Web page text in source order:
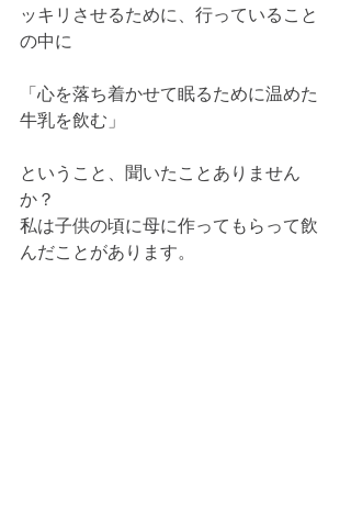
ッキリさせるために、行っていること
の中に
「心を落ち着かせて眠るために温めた
牛乳を飲む」
ということ、聞いたことありません
か？
私は子供の頃に母に作ってもらって飲
んだことがあります。